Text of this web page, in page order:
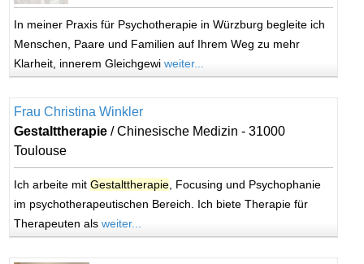
In meiner Praxis für Psychotherapie in Würzburg begleite ich
Menschen, Paare und Familien auf Ihrem Weg zu mehr
Klarheit, innerem Gleichgewiweiter...
Frau Christina Winkler
Gestalttherapie / Chinesische Medizin - 31000
Toulouse
Ich arbeite mitGestalttherapie , Focusing und Psychophanie
im psychotherapeutischen Bereich. Ich biete Therapie für
Therapeuten alsweiter...